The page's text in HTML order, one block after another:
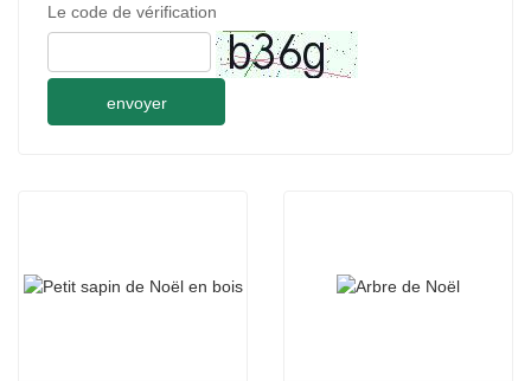
Le code de vérification
envoyer